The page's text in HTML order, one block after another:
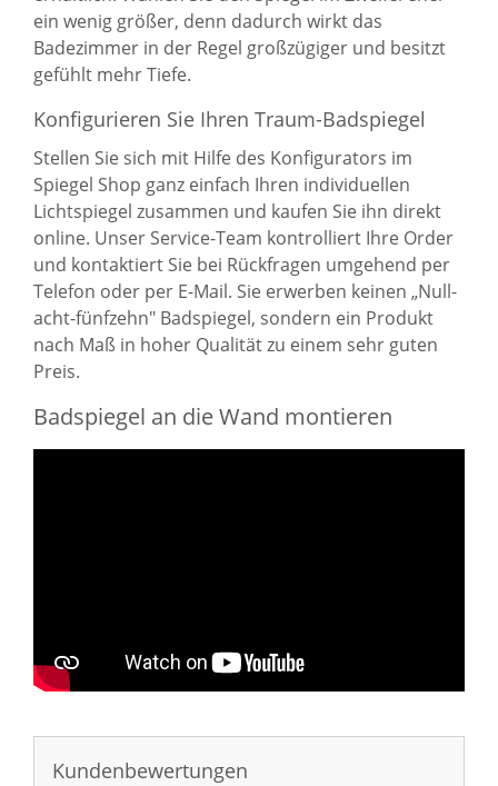
ein wenig größer, denn dadurch wirkt das
Badezimmer in der Regel großzügiger und besitzt
gefühlt mehr Tiefe.
Konfigurieren Sie Ihren Traum-Badspiegel
Stellen Sie sich mit Hilfe des Konfigurators im
Spiegel Shop ganz einfach Ihren individuellen
Lichtspiegel zusammen und kaufen Sie ihn direkt
online. Unser Service-Team kontrolliert Ihre Order
und kontaktiert Sie bei Rückfragen umgehend per
Telefon oder per E-Mail. Sie erwerben keinen „Null-
acht-fünfzehn" Badspiegel, sondern ein Produkt
nach Maß in hoher Qualität zu einem sehr guten
Preis.
Badspiegel an die Wand montieren
Kundenbewertungen